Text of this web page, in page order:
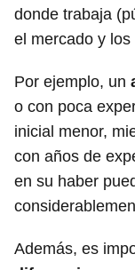
donde trabaja
el mercado y
Por ejemplo, un
o con poca
inicial menor,
con años de
en su haber
Además, es